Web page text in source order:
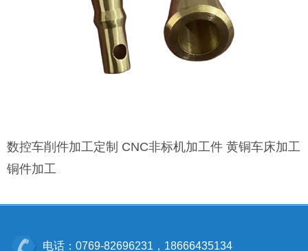
数控车削件加工定制 CNC非标机加工件 黄铜车床加工
铜件加工
电话：0769-82696231，18666435134